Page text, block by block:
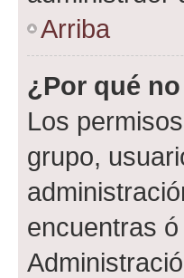
Arriba
¿Por qué
Los
grupo,
encuentras